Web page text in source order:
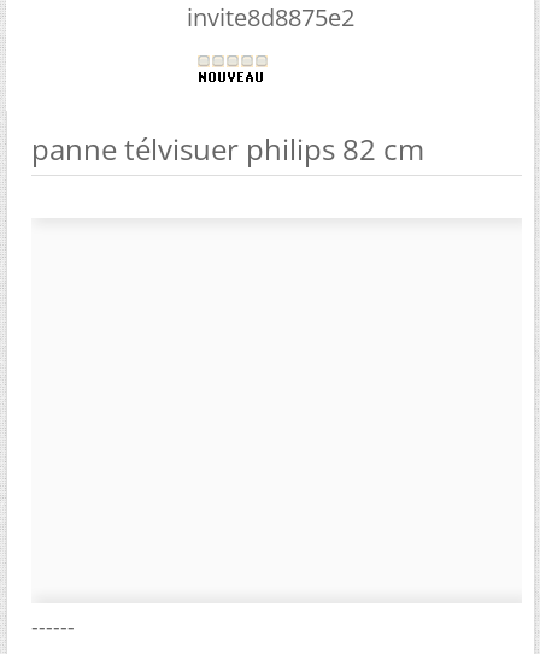
invite8d8875e2
panne télvisuer philips 82 cm
------